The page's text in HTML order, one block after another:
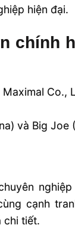
hiện đại.
chính
Co.,
và Big Joe
cạnh
chi tiết.